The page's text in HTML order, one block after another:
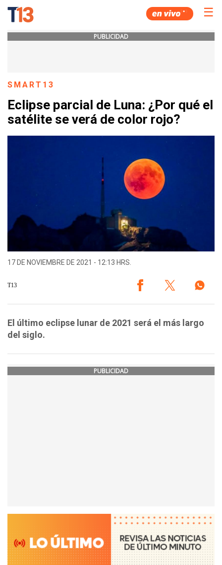
☰
PUBLICIDAD
SMART13
Eclipse parcial de Luna: ¿Por qué el
satélite se verá de color rojo?
17 DE NOVIEMBRE DE 2021 - 12:13 HRS.
T13
El último eclipse lunar de 2021 será el más largo
del siglo.
PUBLICIDAD